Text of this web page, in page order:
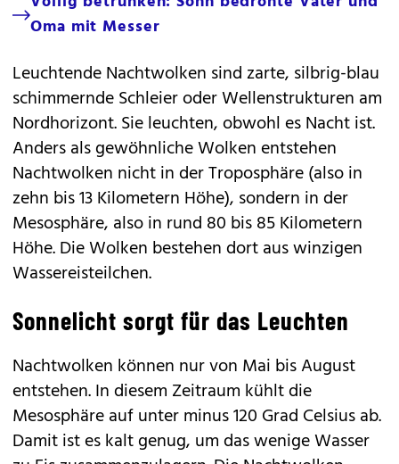
Oma mit Messer
Leuchtende Nachtwolken sind zarte, silbrig-blau
schimmernde Schleier oder Wellenstrukturen am
Nordhorizont. Sie leuchten, obwohl es Nacht ist.
Anders als gewöhnliche Wolken entstehen
Nachtwolken nicht in der Troposphäre (also in
zehn bis 13 Kilometern Höhe), sondern in der
Mesosphäre, also in rund 80 bis 85 Kilometern
Höhe. Die Wolken bestehen dort aus winzigen
Wassereisteilchen.
Sonnelicht sorgt für das Leuchten
Nachtwolken können nur von Mai bis August
entstehen. In diesem Zeitraum kühlt die
Mesosphäre auf unter minus 120 Grad Celsius ab.
Damit ist es kalt genug, um das wenige Wasser